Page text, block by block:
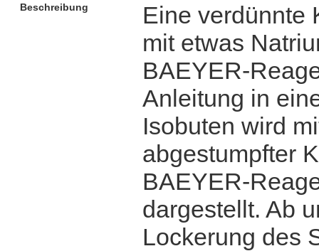
Beschreibung
Eine verdünnte
mit etwas
BAEYER-
Anleitung in
Isobuten wird
abgestumpfter
BAEYER-
dargestellt. Ab
Lockerung des